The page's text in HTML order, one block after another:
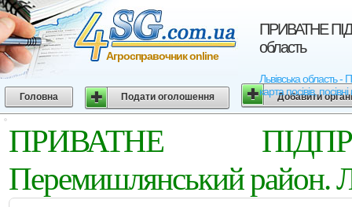
ПРИВАТНЕ
область
Львівська
карта посівів,
Агросправочник online
Головна Подати оголошення Добавити
ПРИВАТНЕ
Перемишлянський район.